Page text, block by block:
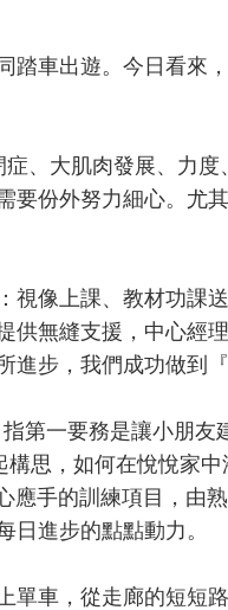
車出遊。今日看來
、大肌肉發展、力
份外努力細心。尤
像上課、教材功課
無縫支援，中心經
步，我們成功做到
第一要務是讓小朋
思，如何在悅悅家
手的訓練項目，由
日進步的點點動力。
車，從走廊的短短